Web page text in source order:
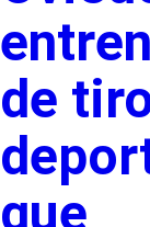
de
que